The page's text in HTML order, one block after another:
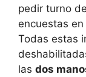
pedir turno
encuestas
Todas estas
las dos